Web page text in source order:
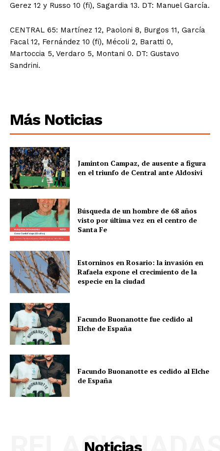
Gerez 12 y Russo 10 (fi), Sagardia 13. DT: Manuel García.
CENTRAL 65: Martínez 12, Paoloni 8, Burgos 11, García
Facal 12, Fernández 10 (fi), Mécoli 2, Baratti 0,
Martoccia 5, Verdaro 5, Montani 0. DT: Gustavo
Sandrini.
Más Noticias
Jaminton Campaz, de ausente a figura
en el triunfo de Central ante Aldosivi
Búsqueda de un hombre de 68 años
visto por última vez en el centro de
Santa Fe
Estorninos en Rosario: la invasión en
Rafaela expone el crecimiento de la
especie en la ciudad
Facundo Buonanotte fue cedido al
Elche de España
Facundo Buonanotte es cedido al Elche
de España
Noticias